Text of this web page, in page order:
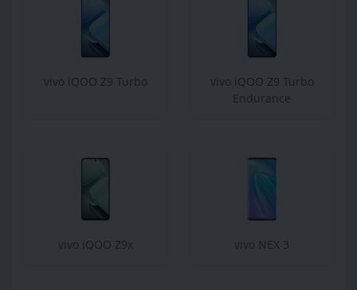
vivo iQOO Z9 Turbo
vivo iQOO Z9 Turbo
Endurance
vivo iQOO Z9x vivo NEX 3